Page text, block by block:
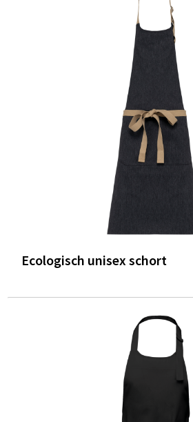
Ecologisch unisex schort